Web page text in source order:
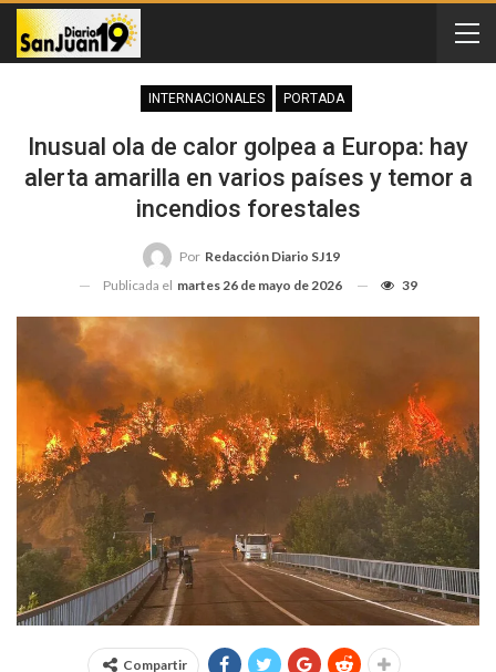
INTERNACIONALES PORTADA
Inusual ola de calor golpea a Europa: hay
alerta amarilla en varios países y temor a
incendios forestales
Por Redacción Diario SJ19
Publicada el martes 26 de mayo de 2026 39
Compartir